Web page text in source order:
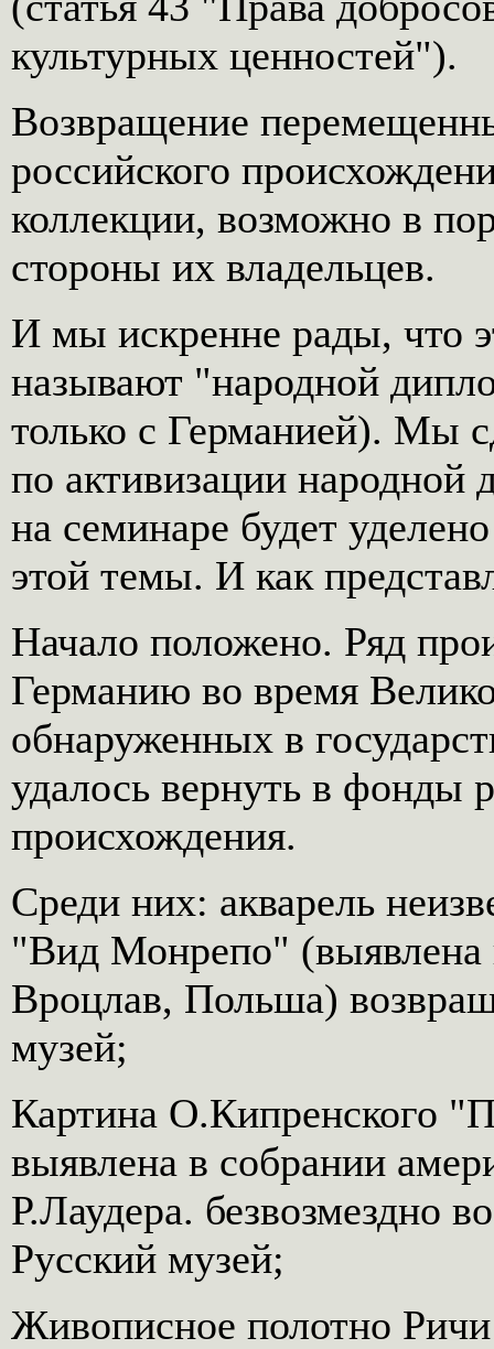
культурных ценностей").
Возвращение
российского
коллекции, возможно в
стороны их владельцев.
И мы искренне рады, что
называют "народной
только с Германией). Мы
по активизации
на семинаре будет
этой темы. И как
Начало положено. Ряд
Германию во время
обнаруженных в
удалось вернуть в фонды
происхождения.
Среди них: акварель
"Вид Монрепо" (выявлена
Вроцлав, Польша)
музей;
Картина О.Кипренского
выявлена в собрании
Р.Лаудера. безвозмездно
Русский музей;
Живописное полотно